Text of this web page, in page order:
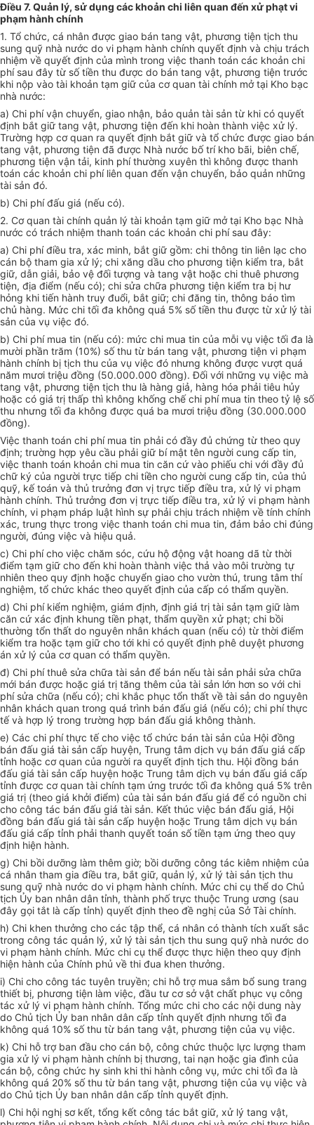
Điều 7. Quản lý, sử dụng các khoản chi liên quan đến xử phạt vi
phạm hành chính
1. Tổ chức, cá nhân được giao bán tang vật, phương tiện tịch thu
sung quỹ nhà nước do vi phạm hành chính quyết định và chịu trách
nhiệm về quyết định của mình trong việc thanh toán các khoản chi
phí sau đây từ số tiền thu được do bán tang vật, phương tiện trước
khi nộp vào tài khoản tạm giữ của cơ quan tài chính mở tại Kho bạc
nhà nước:
a) Chi phí vận chuyển, giao nhận, bảo quản tài sản từ khi có quyết
định bắt giữ tang vật, phương tiện đến khi hoàn thành việc xử lý.
Trường hợp cơ quan ra quyết định bắt giữ và tổ chức được giao bán
tang vật, phương tiện đã được Nhà nước bố trí kho bãi, biên chế,
phương tiện vận tải, kinh phí thường xuyên thì không được thanh
toán các khoản chi phí liên quan đến vận chuyển, bảo quản những
tài sản đó.
b) Chi phí đấu giá (nếu có).
2. Cơ quan tài chính quản lý tài khoản tạm giữ mở tại Kho bạc Nhà
nước có trách nhiệm thanh toán các khoản chi phí sau đây:
a) Chi phí điều tra, xác minh, bắt giữ gồm: chi thông tin liên lạc cho
cán bộ tham gia xử lý; chi xăng dầu cho phương tiện kiểm tra, bắt
giữ, dẫn giải, bảo vệ đối tượng và tang vật hoặc chi thuê phương
tiện, địa điểm (nếu có); chi sửa chữa phương tiện kiểm tra bị hư
hỏng khi tiến hành truy đuổi, bắt giữ; chi đăng tin, thông báo tìm
chủ hàng. Mức chi tối đa không quá 5% số tiền thu được từ xử lý tài
sản của vụ việc đó.
b) Chi phí mua tin (nếu có): mức chi mua tin của mỗi vụ việc tối đa là
mười phần trăm (10%) số thu từ bán tang vật, phương tiện vi phạm
hành chính bị tịch thu của vụ việc đó nhưng không được vượt quá
năm mươi triệu đồng (50.000.000 đồng). Đối với những vụ việc mà
tang vật, phương tiện tịch thu là hàng giả, hàng hóa phải tiêu hủy
hoặc có giá trị thấp thì không khống chế chi phí mua tin theo tỷ lệ số
thu nhưng tối đa không được quá ba mươi triệu đồng (30.000.000
đồng).
Việc thanh toán chi phí mua tin phải có đầy đủ chứng từ theo quy
định; trường hợp yêu cầu phải giữ bí mật tên người cung cấp tin,
việc thanh toán khoản chi mua tin căn cứ vào phiếu chi với đầy đủ
chữ ký của người trực tiếp chi tiền cho người cung cấp tin, của thủ
quỹ, kế toán và thủ trưởng đơn vị trực tiếp điều tra, xử lý vi phạm
hành chính. Thủ trưởng đơn vị trực tiếp điều tra, xử lý vi phạm hành
chính, vi phạm pháp luật hình sự phải chịu trách nhiệm về tính chính
xác, trung thực trong việc thanh toán chi mua tin, đảm bảo chi đúng
người, đúng việc và hiệu quả.
c) Chi phí cho việc chăm sóc, cứu hộ động vật hoang dã từ thời
điểm tạm giữ cho đến khi hoàn thành việc thả vào môi trường tự
nhiên theo quy định hoặc chuyển giao cho vườn thú, trung tâm thí
nghiệm, tổ chức khác theo quyết định của cấp có thẩm quyền.
d) Chi phí kiểm nghiệm, giám định, định giá trị tài sản tạm giữ làm
căn cứ xác định khung tiền phạt, thẩm quyền xử phạt; chi bồi
thường tổn thất do nguyên nhân khách quan (nếu có) từ thời điểm
kiểm tra hoặc tạm giữ cho tới khi có quyết định phê duyệt phương
án xử lý của cơ quan có thẩm quyền.
đ) Chi phí thuê sửa chữa tài sản để bán nếu tài sản phải sửa chữa
mới bán được hoặc giá trị tăng thêm của tài sản lớn hơn so với chi
phí sửa chữa (nếu có); chi khắc phục tổn thất về tài sản do nguyên
nhân khách quan trong quá trình bán đấu giá (nếu có); chi phí thực
tế và hợp lý trong trường hợp bán đấu giá không thành.
e) Các chi phí thực tế cho việc tổ chức bán tài sản của Hội đồng
bán đấu giá tài sản cấp huyện, Trung tâm dịch vụ bán đấu giá cấp
tỉnh hoặc cơ quan của người ra quyết định tịch thu. Hội đồng bán
đấu giá tài sản cấp huyện hoặc Trung tâm dịch vụ bán đấu giá cấp
tỉnh được cơ quan tài chính tạm ứng trước tối đa không quá 5% trên
giá trị (theo giá khởi điểm) của tài sản bán đấu giá để có nguồn chi
cho công tác bán đấu giá tài sản. Kết thúc việc bán đấu giá, Hội
đồng bán đấu giá tài sản cấp huyện hoặc Trung tâm dịch vụ bán
đấu giá cấp tỉnh phải thanh quyết toán số tiền tạm ứng theo quy
định hiện hành.
g) Chi bồi dưỡng làm thêm giờ; bồi dưỡng công tác kiêm nhiệm của
cá nhân tham gia điều tra, bắt giữ, quản lý, xử lý tài sản tịch thu
sung quỹ nhà nước do vi phạm hành chính. Mức chi cụ thể do Chủ
tịch Ủy ban nhân dân tỉnh, thành phố trực thuộc Trung ương (sau
đây gọi tắt là cấp tỉnh) quyết định theo đề nghị của Sở Tài chính.
h) Chi khen thưởng cho các tập thể, cá nhân có thành tích xuất sắc
trong công tác quản lý, xử lý tài sản tịch thu sung quỹ nhà nước do
vi phạm hành chính. Mức chi cụ thể được thực hiện theo quy định
hiện hành của Chính phủ về thi đua khen thưởng.
i) Chi cho công tác tuyên truyền; chi hỗ trợ mua sắm bổ sung trang
thiết bị, phương tiện làm việc, đầu tư cơ sở vật chất phục vụ công
tác xử lý vi phạm hành chính. Tổng mức chi cho các nội dung này
do Chủ tịch Ủy ban nhân dân cấp tỉnh quyết định nhưng tối đa
không quá 10% số thu từ bán tang vật, phương tiện của vụ việc.
k) Chi hỗ trợ ban đầu cho cán bộ, công chức thuộc lực lượng tham
gia xử lý vi phạm hành chính bị thương, tai nạn hoặc gia đình của
cán bộ, công chức hy sinh khi thi hành công vụ, mức chi tối đa là
không quá 20% số thu từ bán tang vật, phương tiện của vụ việc và
do Chủ tịch Ủy ban nhân dân cấp tỉnh quyết định.
l) Chi hội nghị sơ kết, tổng kết công tác bắt giữ, xử lý tang vật,